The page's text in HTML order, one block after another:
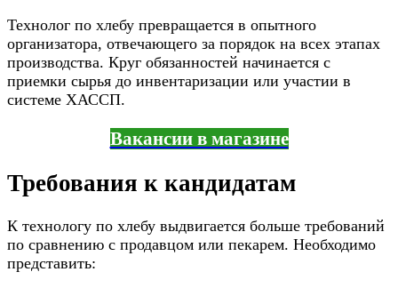
Технолог по хлебу превращается в опытного
организатора, отвечающего за порядок на всех этапах
производства. Круг обязанностей начинается с
приемки сырья до инвентаризации или участии в
системе ХАССП.
Вакансии в магазине
Требования к кандидатам
К технологу по хлебу выдвигается больше требований
по сравнению с продавцом или пекарем. Необходимо
представить: